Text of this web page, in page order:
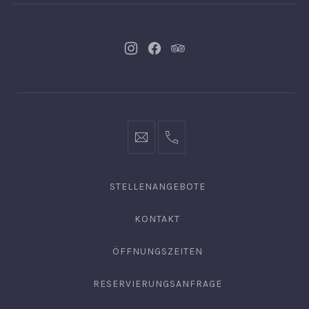
NeuesNeuesNeues
info@hofgut-0049747196019210
STELLENANGEBOTE
KONTAKT
ÖFFNUNGSZEITEN
RESERVIERUNGSANFRAGE